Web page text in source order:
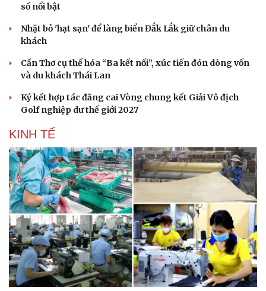
số nổi bật
Nhặt bỏ 'hạt sạn' để làng biển Đắk Lắk giữ chân du
khách
Cần Thơ cụ thể hóa “Ba kết nối”, xúc tiến đón dòng vốn
và du khách Thái Lan
Ký kết hợp tác đăng cai Vòng chung kết Giải Vô địch
Golf nghiệp dư thế giới 2027
KINH TẾ